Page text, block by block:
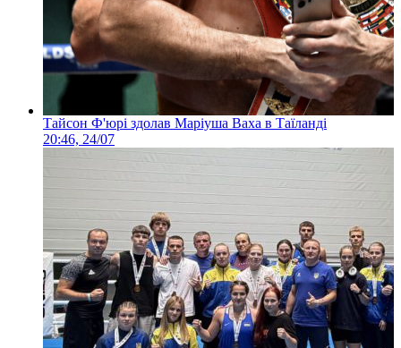
Тайсон Ф'юрі здолав Маріуша Ваха в Таїланді
20:46, 24/07